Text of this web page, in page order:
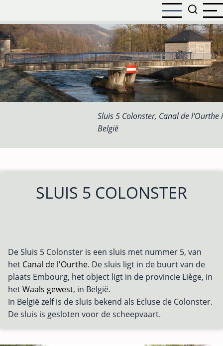
naar
de
inhoud
gaan
Sluis 5 Colonster, Canal de l'Ourthe
België
SLUIS 5 COLONSTER
De Sluis 5 Colonster is een sluis met nummer 5, van
het Canal de l'Ourthe. De sluis ligt in de buurt van de
plaats Embourg, het object ligt in de provincie Liège, in
hetWaals gewest, in België.
In België zelf is de sluis bekend als Ecluse de Colonster.
De sluis is gesloten voor de scheepvaart.